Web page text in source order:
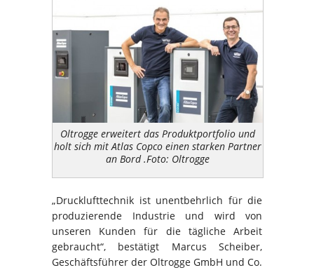
Oltrogge erweitert das Produktportfolio und
holt sich mit Atlas Copco einen starken Partner
an Bord .Foto: Oltrogge
„Drucklufttechnik ist unentbehrlich für die
produzierende Industrie und wird von
unseren Kunden für die tägliche Arbeit
gebraucht“, bestätigt Marcus Scheiber,
Geschäftsführer der Oltrogge GmbH und Co.